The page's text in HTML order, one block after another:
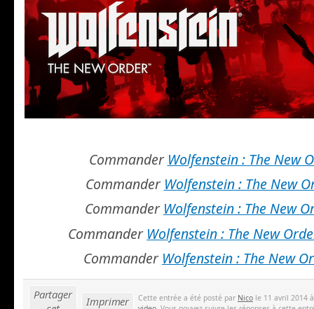
Commander Wolfenstein : The New
Commander Wolfenstein : The New
Commander Wolfenstein : The New
Commander Wolfenstein : The New
Commander Wolfenstein : The New
Partager
Imprimer
Cette entrée a été posté par Nico le 11 avril 2014